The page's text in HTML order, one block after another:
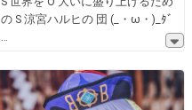
の S 涼宮ハルヒの 団 (_・ω・)_ﾀﾞ